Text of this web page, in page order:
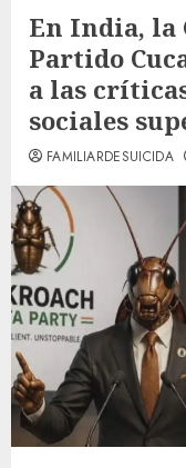
En India, la
Partido
a las
sociales
FAMILIARDESUICIDA